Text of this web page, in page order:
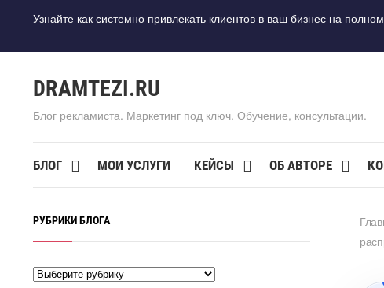
Узнайте как системно привлекать клиентов в ваш бизнес на
DRAMTEZI.RU
Блог рекламиста. Маркетинг под ключ. Обучение, консультации.
БЛОГ МОИ УСЛУГИ КЕЙСЫ ОБ АВТОРЕ
РУБРИКИ БЛОГА